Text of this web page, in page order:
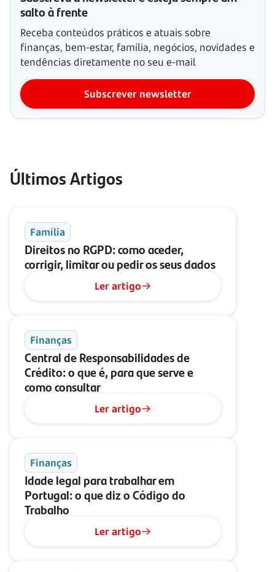
salto à frente
Receba conteúdos práticos e atuais sobre
finanças, bem-estar, família, negócios, novidades e
tendências diretamente no seu e-mail
Subscrever newsletter
Últimos Artigos
Família
Direitos no RGPD: como aceder,
corrigir, limitar ou pedir os seus dados
Ler artigo
Finanças
Central de Responsabilidades de
Crédito: o que é, para que serve e
como consultar
Ler artigo
Finanças
Idade legal para trabalhar em
Portugal: o que diz o Código do
Trabalho
Ler artigo